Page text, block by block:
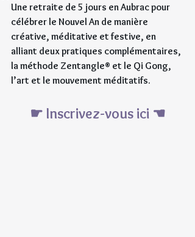
Une retraite de 5 jours en Aubrac pour
célébrer le Nouvel An de manière
créative, méditative et festive, en
alliant deux pratiques complémentaires,
la méthode Zentangle® et le Qi Gong,
l’art et le mouvement méditatifs.
☛ Inscrivez-vous ici ☚